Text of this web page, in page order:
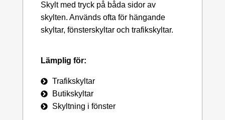
Skylt med tryck på båda sidor av
skylten. Används ofta för hängande
skyltar, fönsterskyltar och trafikskyltar.
Lämplig för:
Trafikskyltar
Butikskyltar
Skyltning i fönster